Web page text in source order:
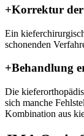
+Korrektur
Ein
schonenden
+Behandlung
Die
sich manche
Kombination aus